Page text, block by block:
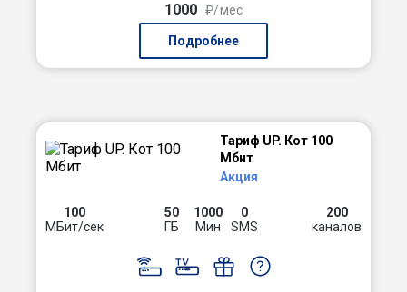
1000 ₽/мес
Подробнее
Тариф UP. Кот 100
Мбит
Акция
100
МБит/сек
50
ГБ
1000
Мин
0
SMS
200
каналов